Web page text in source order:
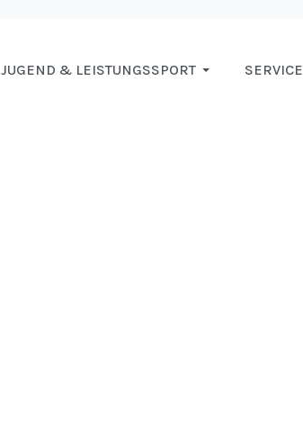
JUGEND & LEISTUNGSSPORT SERVICE